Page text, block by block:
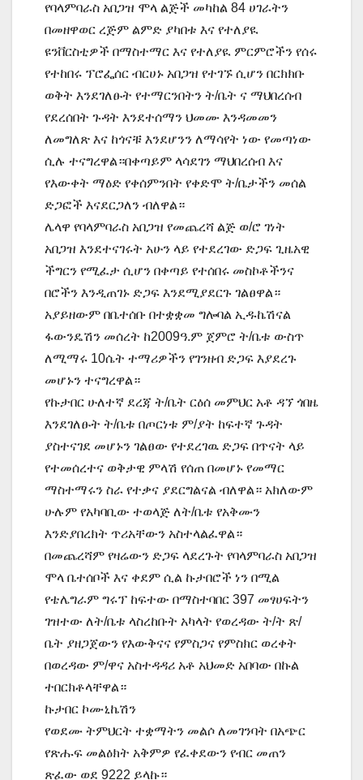
የባላምባራስ አበጋዝ ሞላ ልጅች መካከል 84 ሀገራትን
በመዘዋወር ረጅም ልምድ ያካበቱ እና የተለያዪ
ዩንቨርስቲዎች በማስተማር እና የተለያዪ ምርምሮችን የሰሩ
የተከበሩ ፕሮፌሰር ብርሀኑ አበጋዝ የተገኙ ሲሆን በርክክቡ
ወቅት እንደገለፁት የተማርንበትን ት/ቤት ና ማህበረሰብ
የደረሰበት ጉዳት እንደተሰማን ህመሙ እንዳመመን
ለመግለጽ እና ከጎናቹ እንደሆንን ለማሳየት ነው የመጣነው
ሲሉ ተናግረዋል።በቀጣይም ላሳደገን ማህበረሰብ እና
የእውቀት ማዕድ የቀሰምንበት የቀድሞ ት/ቤታችን መሰል
ድጋፎች እናደርጋለን ብለዋል።
ሌላዋ የባላምባራስ አበጋዝ የመጨረሻ ልጅ ወ/ሮ ገነት
አበጋዝ እንደተናገሩት አሁን ላይ የተደረገው ድጋፍ ጊዜአዊ
ችግርን የሚፈታ ሲሆን በቀጣይ የተሰበሩ መስኮቶችንና
በሮችን እንዲጠገኑ ድጋፍ እንደሚያደርጉ ገልፀዋል።
አያይዘውም በቤተሰቡ በተቋቋመ ግሎባል ኢዱኬሽናል
ፋውንዴሽን መሰረት ከ2009ዓ.ም ጀምሮ ት/ቤቱ ውስጥ
ለሚማሩ 10ሴት ተማሪዎችን የገንዘብ ድጋፍ እያደረጉ
መሆኑን ተናግረዋል።
የኩታበር ሁለተኛ ደረጃ ት/ቤት ርዕሰ መምህር አቶ ዳኘ ጎበዜ
እንደገለፁት ት/ቤቱ በጦርነቱ ም/ያት ከፍተኛ ጉዳት
ያስተናገደ መሆኑን ገልፀው የተደረገዉ ድጋፍ በጥናት ላይ
የተመሰረተና ወቅታዊ ምላሽ የሰጠ በመሆኑ የመማር
ማስተማሩን ስራ የተቃና ያደርግልናል ብለዋል። አክለውም
ሁሉም የአካባቢው ተወላጅ ለት/ቤቱ የአቅሙን
እንድያበረክት ጥሪአቸውን አስተላልፈዋል።
በመጨረሻም የዛሬውን ድጋፍ ላደረጉት የባላምባራስ አበጋዝ
ሞላ ቤተሰቦች እና ቀደም ሲል ኩታበሮች ነን በሚል
የቴሌግራም ግሩፕ ከፍተው በማስተባበር 397 መፃሀፍትን
ገዝተው ለት/ቤቱ ላስረከቡት አካላት የወረዳው ት/ት ጽ/
ቤት ያዘጋጀውን የእውቅናና የምስጋና የምስክር ወረቀት
በወረዳው ም/ዋና አስተዳዳሪ አቶ አህመድ አበባው በኩል
ተበርክቶላቸዋል።
ኩታበር ኮሙኒኬሽን
የወደሙ ትምህርት ተቋማትን መልሶ ለመገንባት በአጭር
የጽሑፍ መልዕክት አቅምዎ የፈቀደውን የብር መጠን
ጽፈው ወደ 9222 ይላኩ።